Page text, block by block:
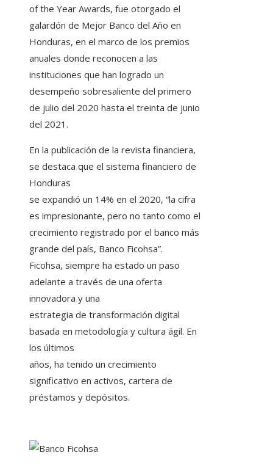
of the Year Awards, fue otorgado el
galardón de Mejor Banco del Año en
Honduras, en el marco de los premios
anuales donde reconocen a las
instituciones que han logrado un
desempeño sobresaliente del primero
de julio del 2020 hasta el treinta de junio
del 2021.
En la publicación de la revista financiera,
se destaca que el sistema financiero de
Honduras
se expandió un 14% en el 2020, “la cifra
es impresionante, pero no tanto como el
crecimiento registrado por el banco más
grande del país, Banco Ficohsa”.
Ficohsa, siempre ha estado un paso
adelante a través de una oferta
innovadora y una
estrategia de transformación digital
basada en metodología y cultura ágil. En
los últimos
años, ha tenido un crecimiento
significativo en activos, cartera de
préstamos y depósitos.